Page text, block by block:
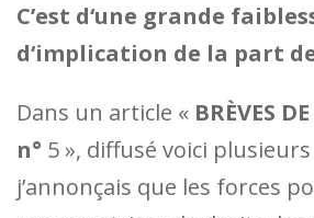
C’est d‘une grande
d‘implication de la part
Dans un article « BRÈVES
n° 5 », diffusé voici
j’annonçais que les forces